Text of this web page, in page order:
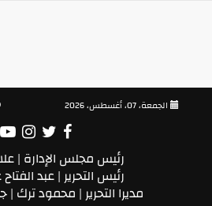
رئيس مجلس الإدارة |
رئيس التحرير | عبد
مديرا التحرير | محمود ترك |